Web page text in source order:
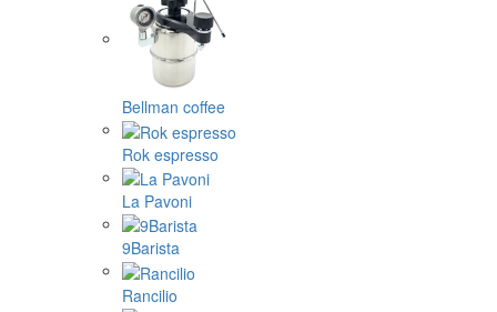
Bellman coffee
Rok espresso
La Pavoni
9Barista
Rancilio